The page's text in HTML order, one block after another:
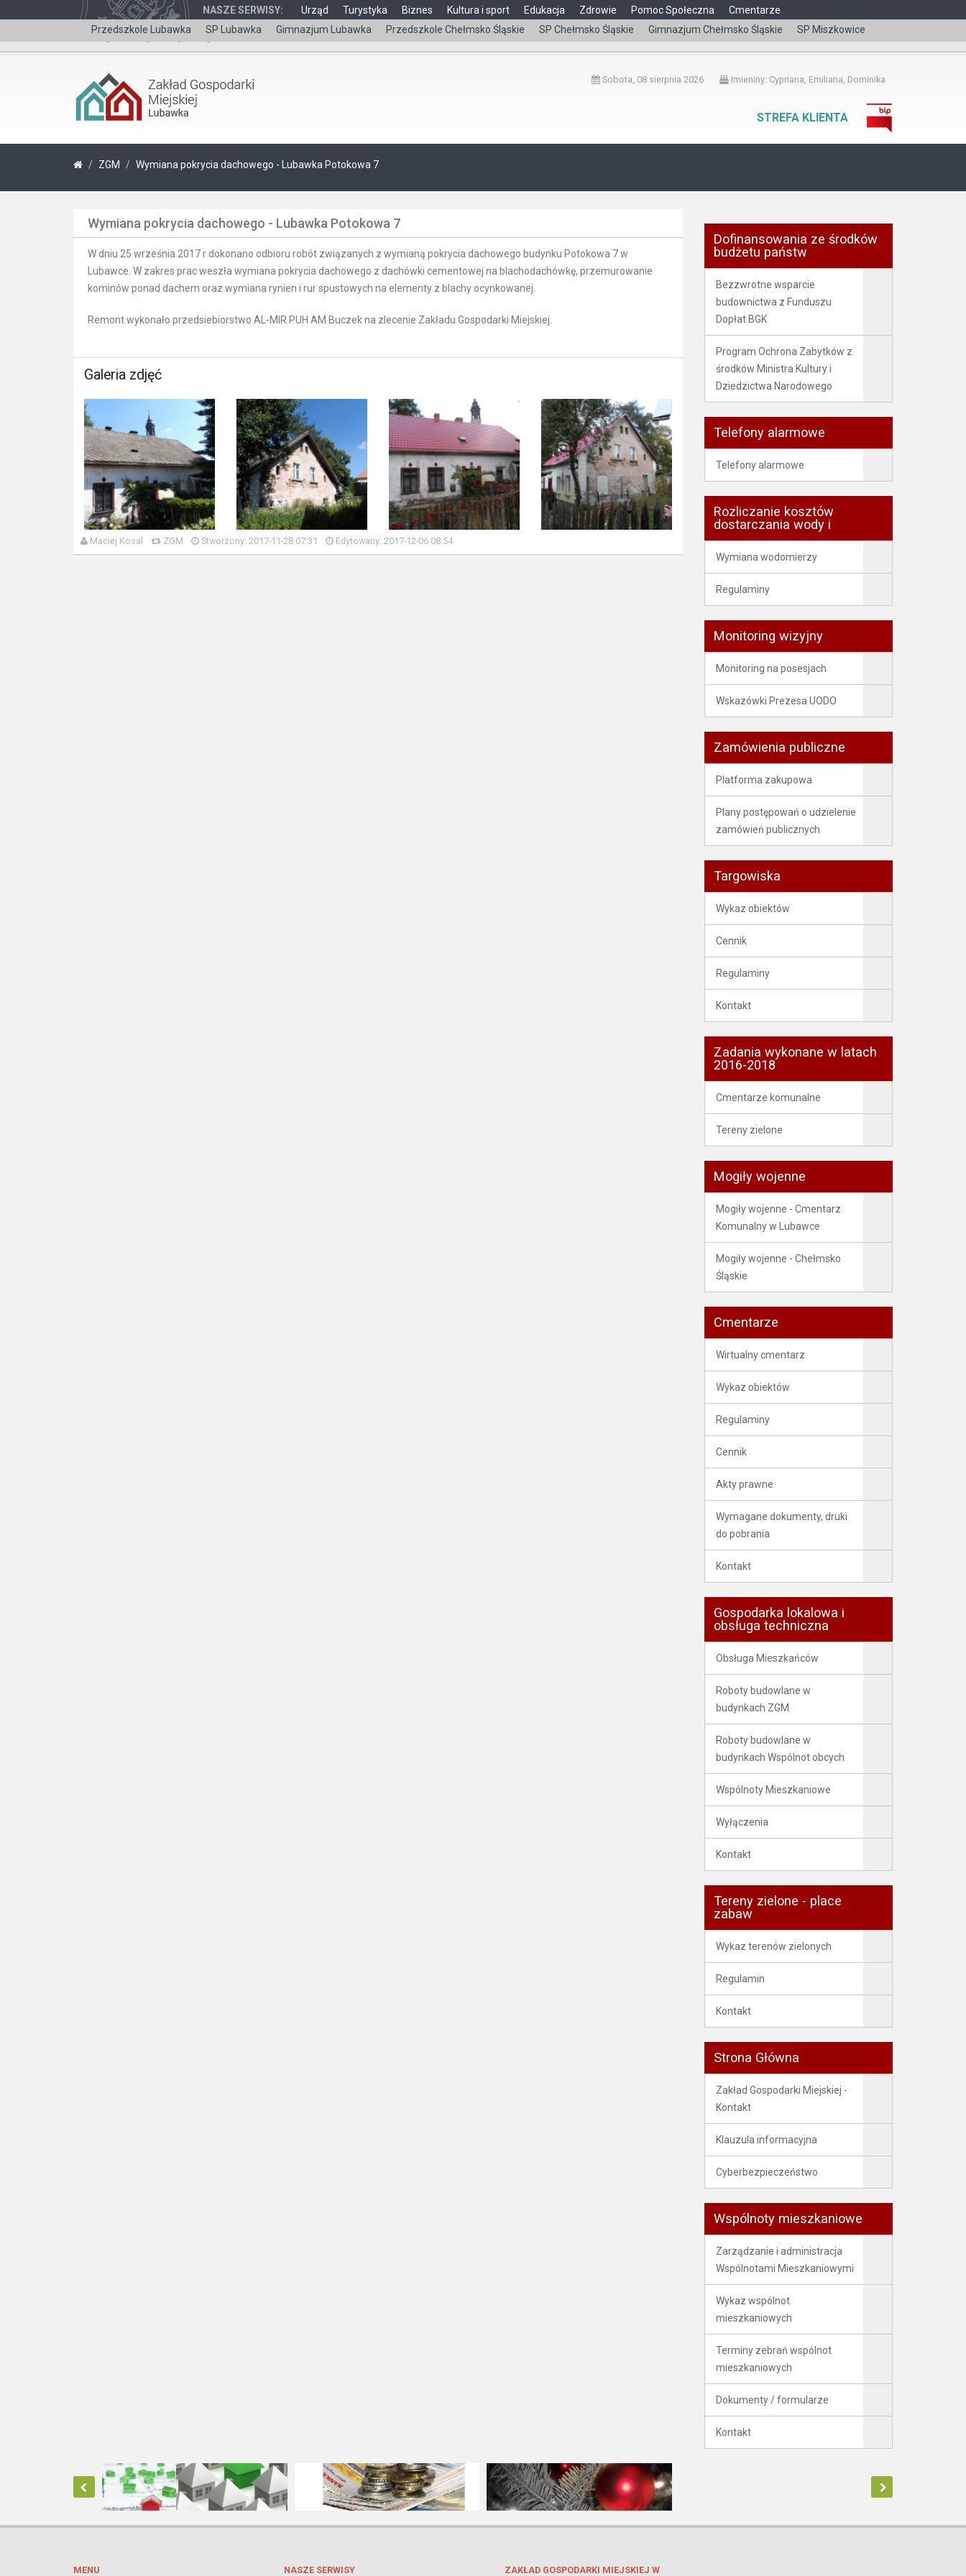
NASZE SERWISY: Urząd Turystyka Biznes Kultura i sport
Edukacja
Przedszkole Lubawka
SP Lubawka Gimnazjum Lubawka Przedszkole Chełmsko Śląskie SP Chełmsko Śląskie Gimnazjum Chełmsko Śląskie SP Miszkowice
Zdrowie Pomoc Społeczna Cmentarze
Wersja dla niepełnosprawnych čeština
Sobota, 08 sierpnia 2026 Imieniny: Cypriana, Emiliana, Dominika
STREFA KLIENTA
ZGM Wymiana pokrycia dachowego - Lubawka Potokowa 7
Wymiana pokrycia dachowego - Lubawka Potokowa 7
W dniu 25 września 2017 r dokonano odbioru robót związanych z wymianą pokrycia dachowego budynku Potokowa 7 w
Lubawce. W zakres prac weszła wymiana pokrycia dachowego z dachówki cementowej na blachodachówkę, przemurowanie
kominów ponad dachem oraz wymiana rynien i rur spustowych na elementy z blachy ocynkowanej.
Remont wykonało przedsiebiorstwo AL-MIR PUH AM Buczek na zlecenie Zakładu Gospodarki Miejskiej.
Galeria zdjęć
Maciej Kosal ZGM Stworzony: 2017-11-28 07:31 Edytowany: 2017-12-06 08:54
Dofinansowania ze środków
budżetu państw
Bezzwrotne wsparcie
budownictwa z Funduszu
Dopłat BGK
Program Ochrona Zabytków z
środków Ministra Kultury i
Dziedzictwa Narodowego
Telefony alarmowe
Telefony alarmowe
Rozliczanie kosztów
dostarczania wody i
Wymiana wodomierzy
Regulaminy
Monitoring wizyjny
Monitoring na posesjach
Wskazówki Prezesa UODO
Zamówienia publiczne
Platforma zakupowa
Plany postępowań o udzielenie
zamówień publicznych
Targowiska
Wykaz obiektów
Cennik
Regulaminy
Kontakt
Zadania wykonane w latach
2016-2018
Cmentarze komunalne
Tereny zielone
Mogiły wojenne
Mogiły wojenne - Cmentarz
Komunalny w Lubawce
Mogiły wojenne - Chełmsko
Śląskie
Cmentarze
Wirtualny cmentarz
Wykaz obiektów
Regulaminy
Cennik
Akty prawne
Wymagane dokumenty, druki
do pobrania
Kontakt
Gospodarka lokalowa i
obsługa techniczna
Obsługa Mieszkańców
Roboty budowlane w
budynkach ZGM
Roboty budowlane w
budynkach Wspólnot obcych
Wspólnoty Mieszkaniowe
Wyłączenia
Kontakt
Tereny zielone - place
zabaw
Wykaz terenów zielonych
Regulamin
Kontakt
Strona Główna
Zakład Gospodarki Miejskiej -
Kontakt
Klauzula informacyjna
Cyberbezpieczeństwo
Wspólnoty mieszkaniowe
Zarządzanie i administracja
Wspólnotami Mieszkaniowymi
Wykaz wspólnot
mieszkaniowych
Terminy zebrań wspólnot
mieszkaniowych
Dokumenty / formularze
Kontakt
MENU NASZE SERWISY ZAKŁAD GOSPODARKI MIEJSKIEJ W